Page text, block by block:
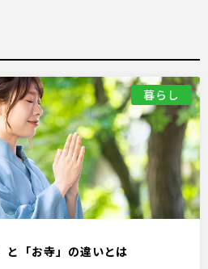
暮らし
と「お寺」の違いとは